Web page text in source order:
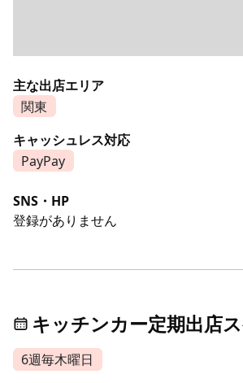
主な出店エリア
関東
キャッシュレス対応
PayPay
SNS・HP
登録がありません
キッチンカー定期出店
6週毎木曜日